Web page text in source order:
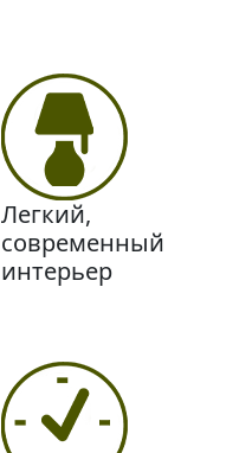
Легкий,
современный
интерьер